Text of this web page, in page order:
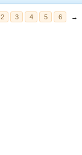
2 3 4 5 6 →